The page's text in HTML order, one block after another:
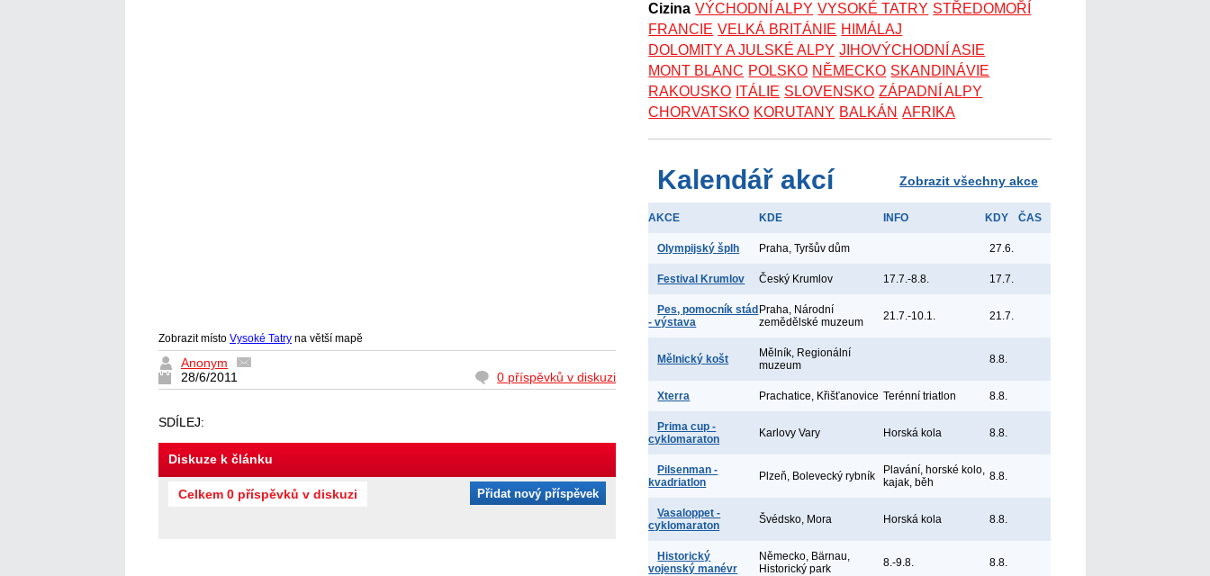
Zobrazit místo Vysoké Tatry na větší mapě
Anonym
28/6/2011
0 příspěvků v diskuzi
SDÍLEJ:
Diskuze k článku
Celkem 0 příspěvků v diskuzi Přidat nový příspěvek
Cizina VÝCHODNÍ ALPY VYSOKÉ TATRY STŘEDOMOŘÍ
FRANCIE VELKÁ BRITÁNIE HIMÁLAJ
DOLOMITY A JULSKÉ ALPY JIHOVÝCHODNÍ ASIE
MONT BLANC POLSKO NĚMECKO SKANDINÁVIE
RAKOUSKO ITÁLIE SLOVENSKO ZÁPADNÍ ALPY
CHORVATSKO KORUTANY BALKÁN AFRIKA
Kalendář akcí Zobrazit všechny akce
AKCE KDE INFO KDY ČAS
Olympijský šplh Praha, Tyršův dům 27.6.
Festival Krumlov Český Krumlov 17.7.-8.8. 17.7.
Pes, pomocník stád
- výstava
Praha, Národní
zemědělské muzeum
21.7.-10.1. 21.7.
Mělnický košt
Mělník, Regionální
muzeum
8.8.
Xterra Prachatice, Křišťanovice Terénní triatlon 8.8.
Prima cup -
cyklomaraton
Karlovy Vary Horská kola 8.8.
Pilsenman -
kvadriatlon
Plzeň, Bolevecký rybník
Plavání, horské kolo,
kajak, běh
8.8.
Vasaloppet -
cyklomaraton
Švédsko, Mora Horská kola 8.8.
Historický
vojenský manévr
Německo, Bärnau,
Historický park
8.-9.8. 8.8.